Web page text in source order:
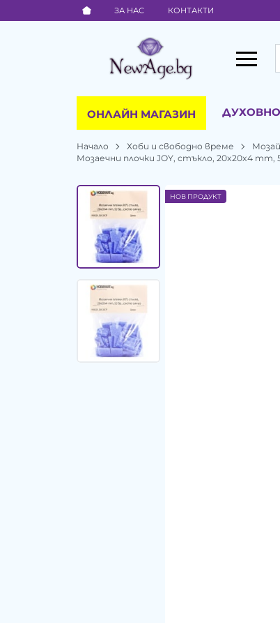
ЗА НАС КОНТАКТИ
ОНЛАЙН МАГАЗИН
Начало Хоби и свободно време
Мозаечни плочки JOY, стъкло, 20x20x4 mm,
НОВ ПРОДУКТ